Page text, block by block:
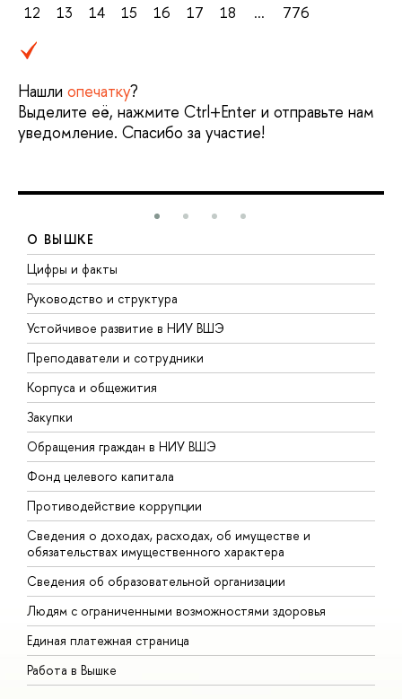
12
13 14 15 16 17 18 ... 776
Нашли опечатку?
Выделите её, нажмите Ctrl+Enter и отправьте нам
уведомление. Спасибо за участие!
О ВЫШКЕ
Цифры и факты
Руководство и структура
Устойчивое развитие в НИУ ВШЭ
Преподаватели и сотрудники
Корпуса и общежития
Закупки
Обращения граждан в НИУ ВШЭ
Фонд целевого капитала
Противодействие коррупции
Сведения о доходах, расходах, об имуществе и
обязательствах имущественного характера
Сведения об образовательной организации
Людям с ограниченными возможностями здоровья
Единая платежная страница
Работа в Вышке